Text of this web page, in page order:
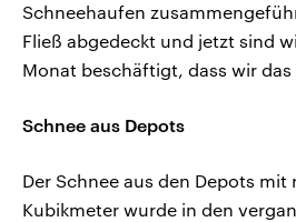
Schneehaufen
Fließ abgedeckt und jetzt sind
Monat beschäftigt, dass wir das
Schnee aus Depots
Der Schnee aus den Depots
Kubikmeter wurde in den